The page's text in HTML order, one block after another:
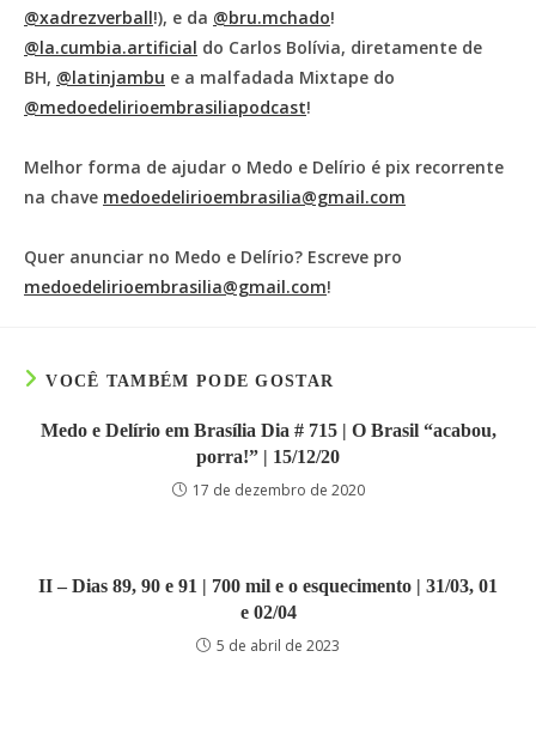
@xadrezverball!), e da @bru.mchado!
@la.cumbia.artificial do Carlos Bolívia, diretamente de
BH, @latinjambu e a malfadada Mixtape do
@medoedelirioembrasiliapodcast!
Melhor forma de ajudar o Medo e Delírio é pix recorrente
na chave medoedelirioembrasilia@gmail.com
Quer anunciar no Medo e Delírio? Escreve pro
medoedelirioembrasilia@gmail.com!
VOCÊ TAMBÉM PODE GOSTAR
Medo e Delírio em Brasília Dia # 715 | O Brasil “acabou,
porra!” | 15/12/20
17 de dezembro de 2020
II – Dias 89, 90 e 91 | 700 mil e o esquecimento | 31/03, 01
e 02/04
5 de abril de 2023